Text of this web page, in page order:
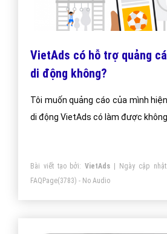
VietAds có hỗ trợ quảng
di động không?
Tôi muốn quảng cáo của mình
di động VietAds có làm được
Bài viết tạo bởi:VietAds | Ngày cập nhật:
FAQPage(3783) - No Audio